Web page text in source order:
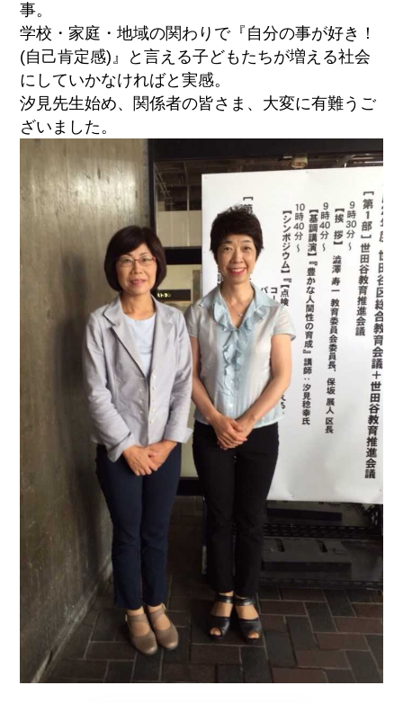
事。
学校・家庭・地域の関わりで『自分の事が好き！
(自己肯定感)』と言える子どもたちが増える社会
にしていかなければと実感。
汐見先生始め、関係者の皆さま、大変に有難うご
ざいました。